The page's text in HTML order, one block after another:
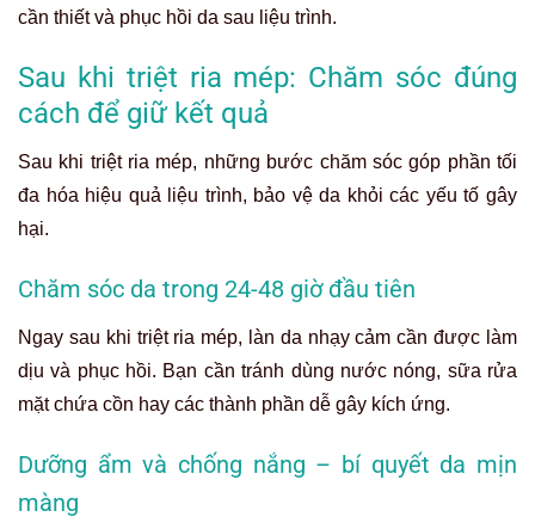
cần thiết và phục hồi da sau liệu trình.
Sau khi triệt ria mép: Chăm sóc đúng
cách để giữ kết quả
Sau khi triệt ria mép, những bước chăm sóc góp phần tối
đa hóa hiệu quả liệu trình, bảo vệ da khỏi các yếu tố gây
hại.
Chăm sóc da trong 24-48 giờ đầu tiên
Ngay sau khi triệt ria mép, làn da nhạy cảm cần được làm
dịu và phục hồi. Bạn cần tránh dùng nước nóng, sữa rửa
mặt chứa cồn hay các thành phần dễ gây kích ứng.
Dưỡng ẩm và chống nắng – bí quyết da mịn
màng